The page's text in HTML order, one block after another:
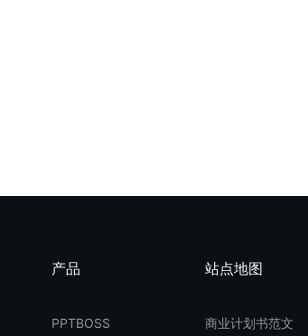
产品
PPTBOSS
站点地图
商业计划书范文